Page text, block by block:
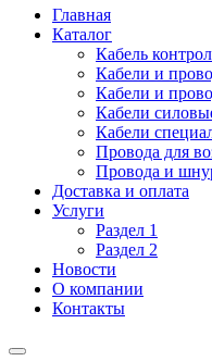
Главная
Каталог
Кабель
Кабели и
Кабели и
Кабели
Кабели
Провода для
Провода и
Доставка и оплата
Услуги
Раздел 1
Раздел 2
Новости
О компании
Контакты